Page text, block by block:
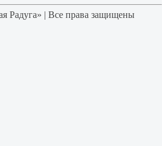
Радуга» | Все права защищены